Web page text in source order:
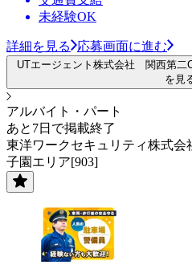
未経験OK
詳細を見る 応募画面に進む
UTエージェント株式会社 関西第二
を見
アルバイト・パート
あと7日で掲載終了
東洋ワークセキュリティ株式会
子園エリア[903]